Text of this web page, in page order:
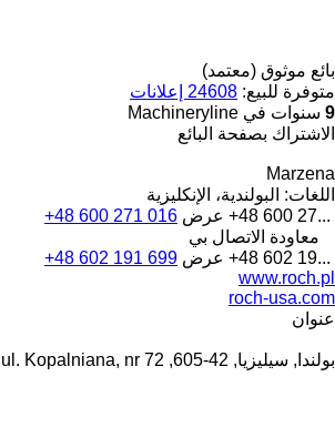
بائع موثوق (معتمد)
متوفرة للبيع: 24608 إعلانات
9 سنوات في Machineryline
الاشتراك بصفحة البائع
Marzena
اللغات: البولندية، الإنكليزية
+48 600 27... عرض +48 600 271 016
معاودة الاتصال بي
+48 602 19... عرض +48 602 191 699
www.roch.pl
roch-usa.com
عنوان
بولندا, سيليزيا, 42-605, Tarnowskie Góry, ul. Kopalniana, nr 72